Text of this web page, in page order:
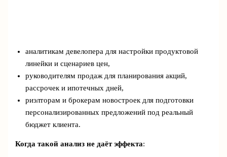
аналитикам девелопера для настройки продуктовой
линейки и сценариев цен,
руководителям продаж для планирования акций,
рассрочек и ипотечных дней,
риэлторам и брокерам новостроек для подготовки
персонализированных предложений под реальный
бюджет клиента.
Когда такой анализ не даёт эффекта: